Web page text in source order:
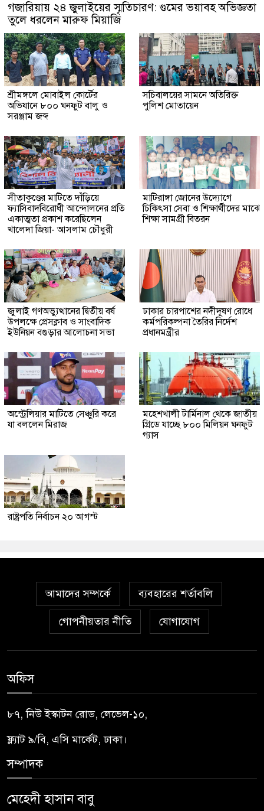
গজারিয়ায় ২৪ জুলাইয়ের স্মৃতিচারণ: গুমের ভয়াবহ অভিজ্ঞতা
তুলে ধরলেন মারুফ মিয়াজি
শ্রীমঙ্গলে মোবাইল কোর্টের
অভিযানে ৮০০ ঘনফুট বালু ও
সরঞ্জাম জব্দ
সচিবালয়ের সামনে অতিরিক্ত
পুলিশ মোতায়েন
সীতাকুণ্ডের মাটিতে দাঁড়িয়ে
ফ্যাসিবাদবিরোধী আন্দোলনের প্রতি
একাত্মতা প্রকাশ করেছিলেন
খালেদা জিয়া- আসলাম চৌধুরী
মাটিরাঙ্গা জোনের উদ্যোগে
চিকিৎসা সেবা ও শিক্ষার্থীদের মাঝে
শিক্ষা সামগ্রী বিতরন
জুলাই গণঅভ্যুত্থানের দ্বিতীয় বর্ষ
উপলক্ষে প্রেসক্লাব ও সাংবাদিক
ইউনিয়ন বগুড়ার আলোচনা সভা
ঢাকার চারপাশের নদীদূষণ রোধে
কর্মপরিকল্পনা তৈরির নির্দেশ
প্রধানমন্ত্রীর
অস্ট্রেলিয়ার মাটিতে সেঞ্চুরি করে
যা বললেন মিরাজ
মহেশখালী টার্মিনাল থেকে জাতীয়
গ্রিডে যাচ্ছে ৮০০ মিলিয়ন ঘনফুট
গ্যাস
রাষ্ট্রপতি নির্বাচন ২০ আগস্ট
আমাদের সম্পর্কে ব্যবহারের শর্তাবলি
গোপনীয়তার নীতি যোগাযোগ
অফিস
৮৭, নিউ ইস্কাটন রোড, লেভেল-১০,
ফ্ল্যাট ৯/বি, এসি মার্কেট, ঢাকা।
সম্পাদক
মেহেদী হাসান বাবু